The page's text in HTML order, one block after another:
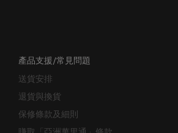
產品支援/常見問題
送貨安排
退貨與換貨
保修條款及細則